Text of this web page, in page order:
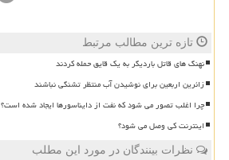
تازه ترین مطالب مرتبط
نهنگ های قاتل باردیگر به یک قایق حمله کردند
زائرین اربعین برای نوشیدن آب منتظر تشنگی نباشند
چرا اغلب تصور می شود که نفت از دایناسورها ایجاد شده است؟
اینترنت کی وصل می شود؟
نظرات بینندگان در مورد این مطلب